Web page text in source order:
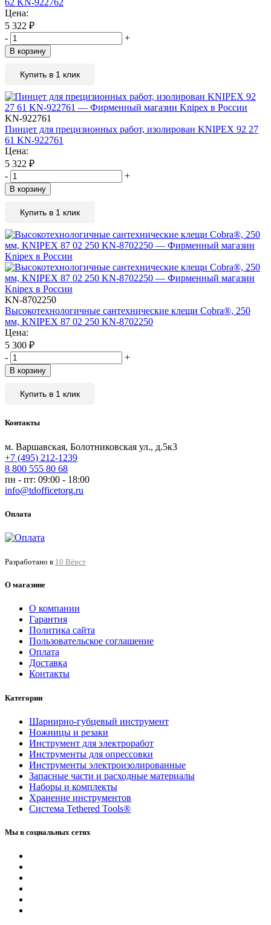
62 KN-922762
Цена:
5 322 ₽
-
+
В корзину
Купить в 1 клик
KN-922761
Пинцет для прецизионных работ, изолирован KNIPEX 92 27
61 KN-922761
Цена:
5 322 ₽
-
+
В корзину
Купить в 1 клик
KN-8702250
Высокотехнологичные сантехнические клещи Cobra®, 250
мм, KNIPEX 87 02 250 KN-8702250
Цена:
5 300 ₽
-
+
В корзину
Купить в 1 клик
Контакты
м. Варшавская, Болотниковская ул., д.5к3
+7 (495) 212-1239
8 800 555 80 68
пн - пт: 09:00 - 18:00
info@tdofficetorg.ru
Оплата
Разработано в 10 Вёрст
О магазине
О компании
Гарантия
Политика сайта
Пользовательское соглашение
Оплата
Доставка
Контакты
Категории
Шарнирно-губцевый инструмент
Ножницы и резаки
Инструмент для электроработ
Инструменты для опрессовки
Инструменты электроизолированные
Запасные части и расходные материалы
Наборы и комплекты
Хранение инс­тру­мен­тов
Система Tethered Tools®
Мы в социальных сетях